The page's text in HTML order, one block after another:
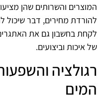
המוצרים והשרותים שהן
להורדת מחירים, דבר שיכול
לקחת בחשבון גם את
של איכות וביצועים.
רגולציה
המים